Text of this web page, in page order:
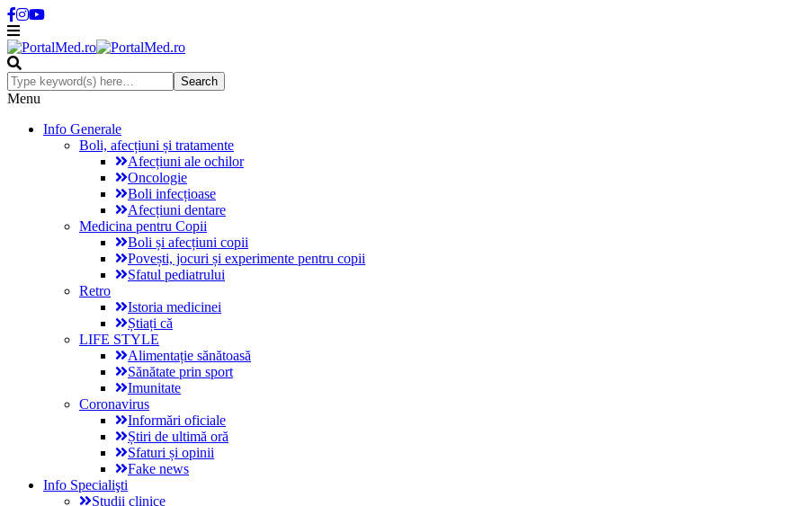
Menu
Info Generale
Boli, afecțiuni și tratamente
Afecțiuni ale ochilor
Oncologie
Boli infecțioase
Afecțiuni dentare
Medicina pentru Copii
Boli și afecțiuni copii
Povești, jocuri și experimente pentru copii
Sfatul pediatrului
Retro
Istoria medicinei
Știați că
LIFE STYLE
Alimentație sănătoasă
Sănătate prin sport
Imunitate
Coronavirus
Informări oficiale
Știri de ultimă oră
Sfaturi și opinii
Fake news
Info Specialişti
Studii clinice